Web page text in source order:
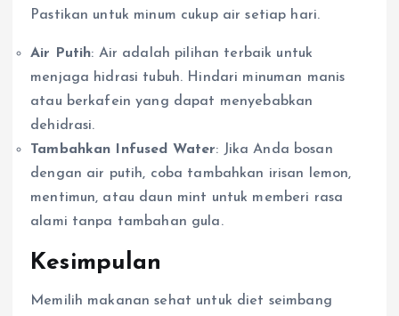
Pastikan untuk minum cukup air setiap hari.
Air Putih: Air adalah pilihan terbaik untuk
menjaga hidrasi tubuh. Hindari minuman manis
atau berkafein yang dapat menyebabkan
dehidrasi.
Tambahkan Infused Water: Jika Anda bosan
dengan air putih, coba tambahkan irisan lemon,
mentimun, atau daun mint untuk memberi rasa
alami tanpa tambahan gula.
Kesimpulan
Memilih makanan sehat untuk diet seimbang